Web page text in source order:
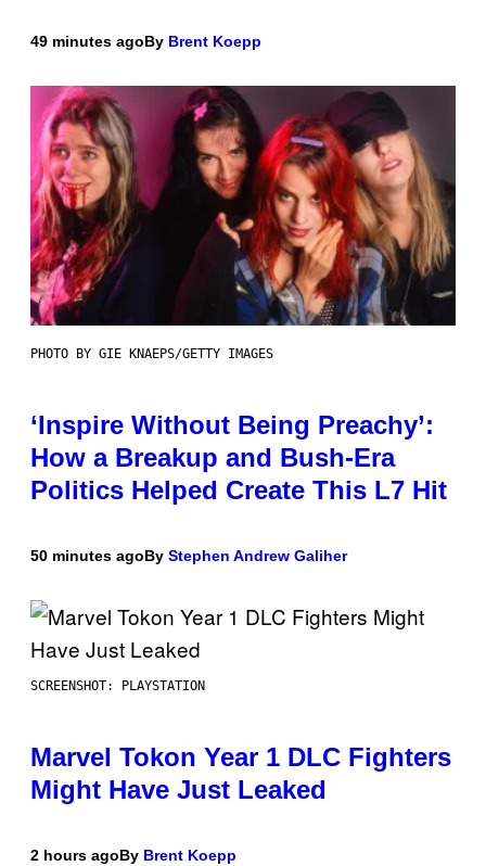
49 minutes agoBy Brent Koepp
PHOTO BY GIE KNAEPS/GETTY IMAGES
‘Inspire Without Being Preachy’:
How a Breakup and Bush-Era
Politics Helped Create This L7 Hit
50 minutes agoBy Stephen Andrew Galiher
SCREENSHOT: PLAYSTATION
Marvel Tokon Year 1 DLC Fighters
Might Have Just Leaked
2 hours agoBy Brent Koepp